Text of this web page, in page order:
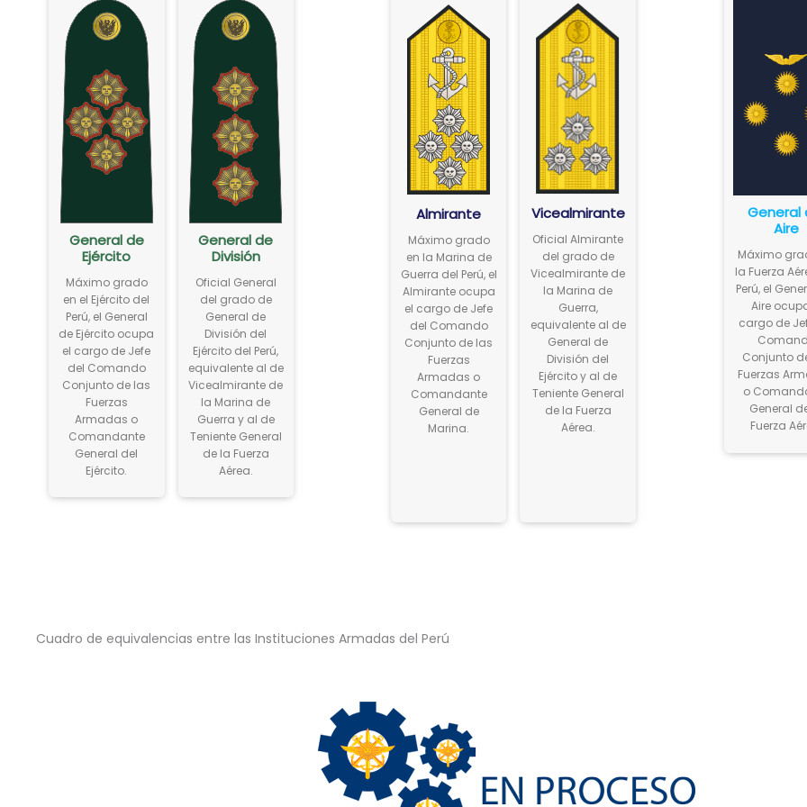
General de
Ejército
Máximo grado
en el Ejército del
Perú, el General
de Ejército ocupa
el cargo de Jefe
del Comando
Conjunto de las
Fuerzas
Armadas o
Comandante
General del
Ejército.
General de
División
Oficial General
del grado de
General de
División del
Ejército del Perú,
equivalente al de
Vicealmirante de
la Marina de
Guerra y al de
Teniente General
de la Fuerza
Aérea.
Oficial General
Ejército del Perú,
Coronel
Oficial Superior
del grado de
Coronel del
Ejército del Perú,
equivalente al
grado de
Capitán de
Navío en la
Marina de
Guerra.
Teniente
Coronel
Oficial Superior
del grado de
Teniente Coronel
del Ejército del
Perú, equivalente
al grado de
Capitán de
Fragata en la
Marina de Guerra
Oficial Superior
del grado de
Mayor del Ejército
del Perú,
equivalente al
grado de
Capitán de
Corbeta en la
Marina de Guerra
y al de Mayor de
Almirante
Máximo grado
en la Marina de
Guerra del Perú, el
Almirante ocupa
el cargo de Jefe
del Comando
Conjunto de las
Fuerzas
Armadas o
Comandante
General de
Marina.
Vicealmirante
Oficial Almirante
del grado de
Vicealmirante de
la Marina de
Guerra,
equivalente al de
General de
División del
Ejército y al de
Teniente General
de la Fuerza
Aérea.
Contralmirante
del grado de
Contralmirante
de la Marina de
equivalente al de
Ejército y al de
Mayor General
es
General
Aire
Máximo
la Fuerza
Perú, el
Aire
cargo de
Conjunto
Fuerzas
o
General
Fuerza
Cuadro de equivalencias entre las Instituciones Armadas del Perú